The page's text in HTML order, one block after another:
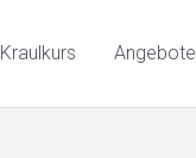
Kraulkurs Angebote